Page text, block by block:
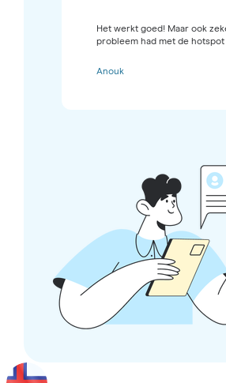
Het werkt goed! Maar ook
probleem had met de hotspot
Anouk